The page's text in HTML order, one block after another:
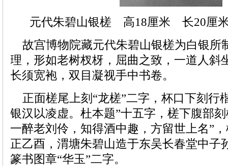
元代朱碧山银槎 高18厘米 长20厘
故宫博物院藏元代朱碧山银槎为白银所
理，形如老树杈枒，屈曲之致，一道人斜
长须宽袍，双目凝视手中书卷。
正面槎尾上刻“龙槎”二字，杯口下刻行
银汉以凌虚。杜本题”十五字，槎下腹部
一醉老刘伶，知得酒中趣，方留世上名”
正乙酉，渭塘朱碧山造于东吴长春堂中子
篆书图章“华玉”二字。